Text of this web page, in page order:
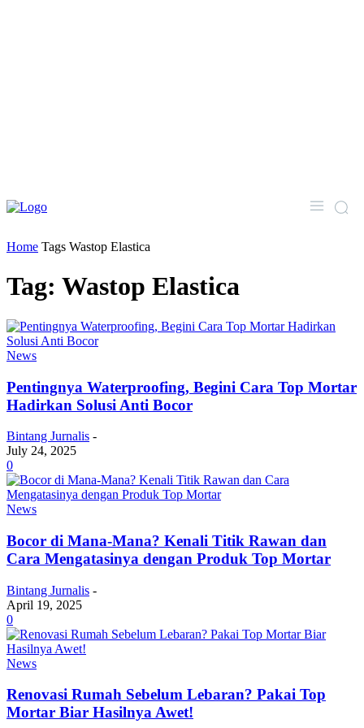
Home Tags Wastop Elastica
Tag: Wastop Elastica
News
Pentingnya Waterproofing, Begini Cara Top Mortar
Hadirkan Solusi Anti Bocor
Bintang Jurnalis -
July 24, 2025
0
News
Bocor di Mana-Mana? Kenali Titik Rawan dan
Cara Mengatasinya dengan Produk Top Mortar
Bintang Jurnalis -
April 19, 2025
0
News
Renovasi Rumah Sebelum Lebaran? Pakai Top
Mortar Biar Hasilnya Awet!